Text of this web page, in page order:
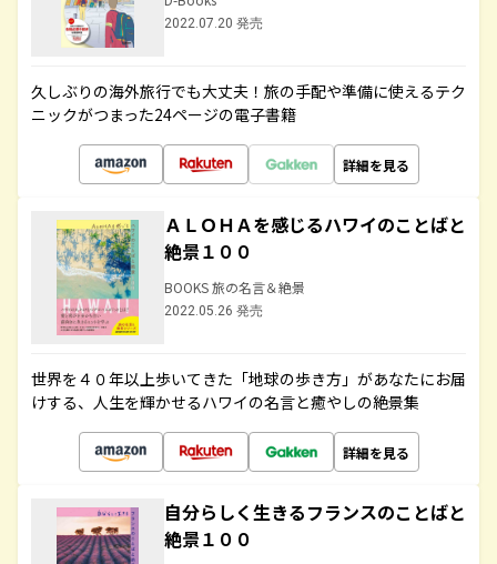
2022.07.20 発売
久しぶりの海外旅行でも大丈夫！旅の手配や準備に使えるテク
ニックがつまった24ページの電子書籍
詳細を見る
ＡＬＯＨＡを感じるハワイのことばと
絶景１００
BOOKS 旅の名言＆絶景
2022.05.26 発売
世界を４０年以上歩いてきた「地球の歩き方」があなたにお届
けする、人生を輝かせるハワイの名言と癒やしの絶景集
詳細を見る
自分らしく生きるフランスのことばと
絶景１００